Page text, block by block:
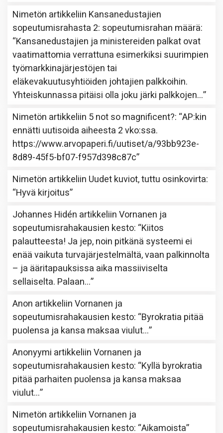
Nimetön artikkeliin Kansanedustajien
sopeutumisrahasta 2: sopeutumisrahan määrä:
“Kansanedustajien ja ministereiden palkat ovat
vaatimattomia verrattuna esimerkiksi suurimpien
työmarkkinajärjestöjen tai
eläkevakuutusyhtiöiden johtajien palkkoihin.
Yhteiskunnassa pitäisi olla joku järki palkkojen…”
Nimetön artikkeliin 5 not so magnificent?: “AP:kin
ennätti uutisoida aiheesta 2 vko:ssa.
https://www.arvopaperi.fi/uutiset/a/93bb923e-
8d89-45f5-bf07-f957d398c87c”
Nimetön artikkeliin Uudet kuviot, tuttu osinkovirta:
“Hyvä kirjoitus”
Johannes Hidén artikkeliinVornanen ja
sopeutumisrahakausien kesto: “Kiitos
palautteesta! Ja jep, noin pitkänä systeemi ei
enää vaikuta turvajärjestelmältä, vaan palkinnolta
– ja ääritapauksissa aika massiiviselta
sellaiselta. Palaan…”
Anon artikkeliinVornanen ja
sopeutumisrahakausien kesto: “Byrokratia pitää
puolensa ja kansa maksaa viulut…”
Anonyymi artikkeliinVornanen ja
sopeutumisrahakausien kesto: “Kyllä byrokratia
pitää parhaiten puolensa ja kansa maksaa
viulut…”
Nimetön artikkeliinVornanen ja
sopeutumisrahakausien kesto: “Aikamoista”